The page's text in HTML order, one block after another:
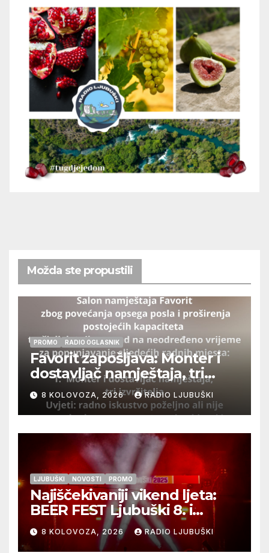
Možda ste propustili
PROMO RADIO OGLASNIK
Favorit zapošljava: Monter i
dostavljač namještaja, tri
izvršitelja
8 KOLOVOZA, 2026 RADIO LJUBUŠKI
LJUBUŠKI NOVOSTI PROMO
Najiščekivaniji vikend ljeta:
BEER FEST Ljubuški 8. i
9.kolovoza
8 KOLOVOZA, 2026 RADIO LJUBUŠKI